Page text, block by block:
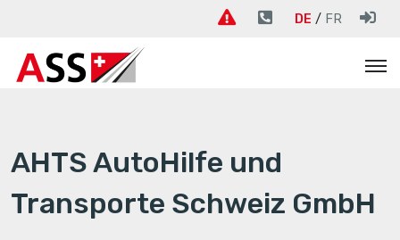
DE FR
AHTS AutoHilfe und
Transporte Schweiz GmbH